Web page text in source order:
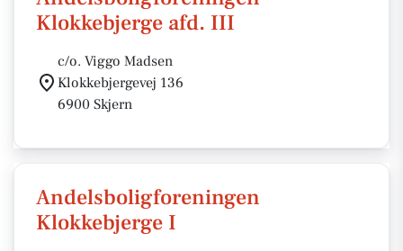
Klokkebjerge afd. III
c/o. Viggo Madsen
Klokkebjergevej 136
6900 Skjern
Andelsboligforeningen
Klokkebjerge I